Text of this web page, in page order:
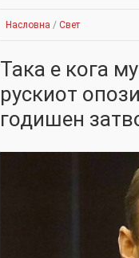
Насловна / Свет
Така е кога
рускиот
годишен